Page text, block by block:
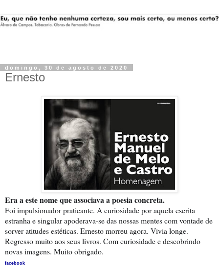
domingo, 30 de agosto de 2020
Ernesto
Era a este nome que associava a poesia concreta.
Foi impulsionador praticante. A curiosidade por aquela escrita
estranha e singular apoderava-se das nossas mentes com vontade de
sorver atitudes estéticas. Ernesto morreu agora. Vivia longe.
Regresso muito aos seus livros. Com curiosidade e descobrindo
novas imagens. Muito obrigado.
facebook